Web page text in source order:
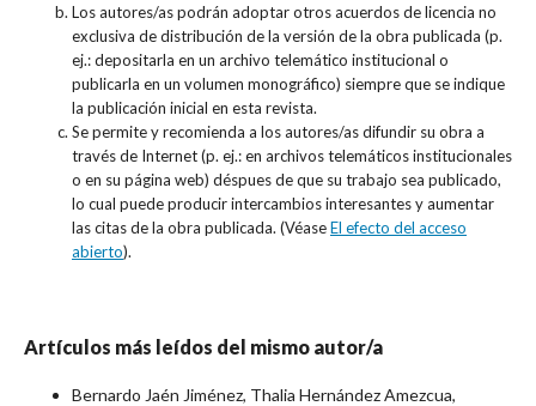
Los autores/as podrán adoptar otros acuerdos de licencia no
exclusiva de distribución de la versión de la obra publicada (p.
ej.: depositarla en un archivo telemático institucional o
publicarla en un volumen monográfico) siempre que se indique
la publicación inicial en esta revista.
Se permite y recomienda a los autores/as difundir su obra a
través de Internet (p. ej.: en archivos telemáticos institucionales
o en su página web) déspues de que su trabajo sea publicado,
lo cual puede producir intercambios interesantes y aumentar
las citas de la obra publicada. (VéaseEl efecto del acceso
abierto).
Artículos más leídos del mismo autor/a
Bernardo Jaén Jiménez, Thalia Hernández Amezcua,